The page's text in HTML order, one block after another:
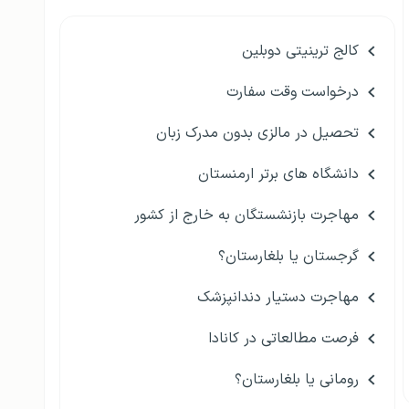
کالج ترینیتی دوبلین
درخواست وقت سفارت
تحصیل در مالزی بدون مدرک زبان
دانشگاه های برتر ارمنستان
مهاجرت بازنشستگان به خارج از کشور
گرجستان یا بلغارستان؟
مهاجرت دستیار دندانپزشک
فرصت مطالعاتی در کانادا
رومانی یا بلغارستان؟